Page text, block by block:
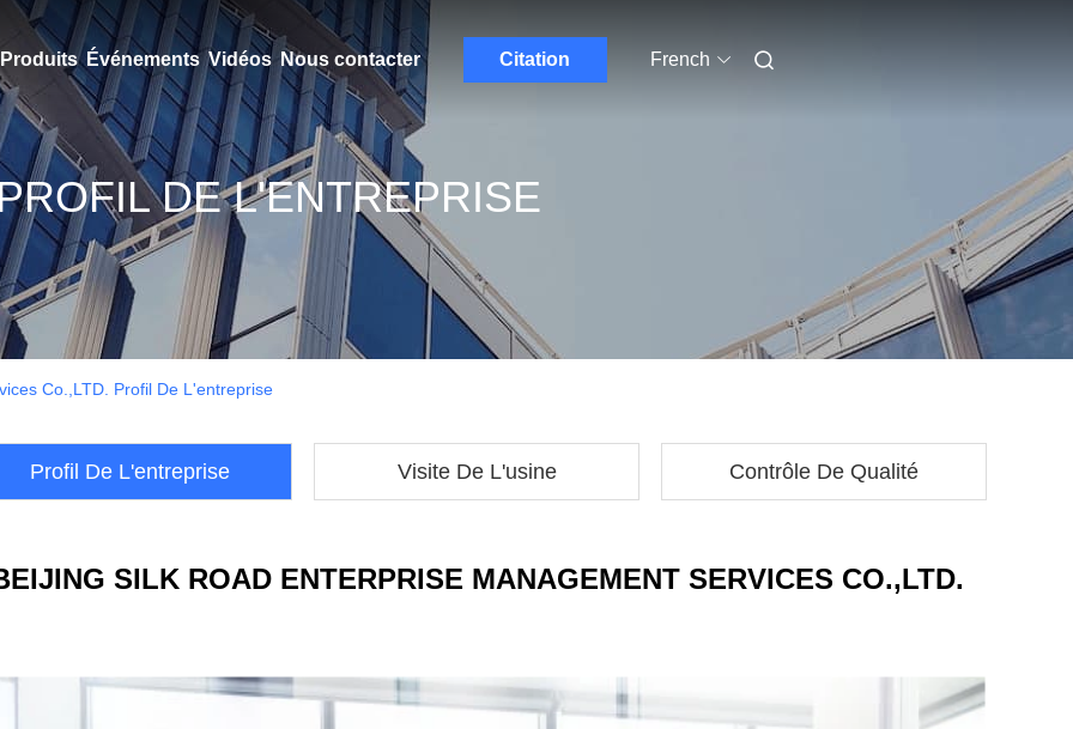
Produits Événements Vidéos Nous contacter Citation French
DE L'ENTREPRISE
Co.,LTD. Profil De L'entreprise
Profil De L'entreprise Visite De L'usine Contrôle De Qualité
SILK ROAD ENTERPRISE MANAGEMENT SERVICES CO.,LTD.